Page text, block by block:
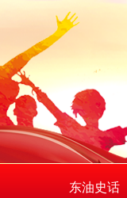
东油史话